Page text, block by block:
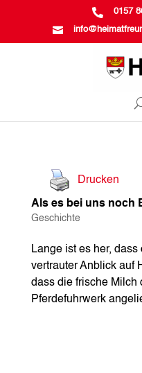
 0157

Drucken
Als es bei uns noch
Geschichte
Lange ist es her,
vertrauter Anblick auf
dass die frische Milch
Pferdefuhrwerk